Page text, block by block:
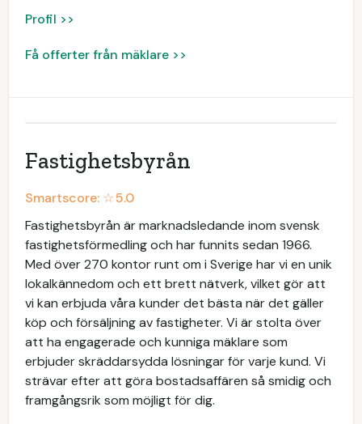
Profil >>
Få offerter från mäklare >>
Fastighetsbyrån
Smartscore: ☆5.0
Fastighetsbyrån är marknadsledande inom svensk
fastighetsförmedling och har funnits sedan 1966.
Med över 270 kontor runt om i Sverige har vi en unik
lokalkännedom och ett brett nätverk, vilket gör att
vi kan erbjuda våra kunder det bästa när det gäller
köp och försäljning av fastigheter. Vi är stolta över
att ha engagerade och kunniga mäklare som
erbjuder skräddarsydda lösningar för varje kund. Vi
strävar efter att göra bostadsaffären så smidig och
framgångsrik som möjligt för dig.